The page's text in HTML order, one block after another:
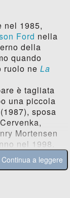
nel 1985,
Ford nella
della
quando
ruolo ne La
è tagliata
una piccola
(1987), sposa
Mortensen
nel 1998.
Continua a leggere